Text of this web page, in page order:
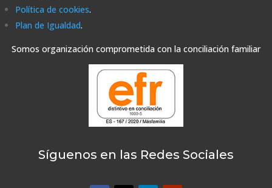
Política de cookies.
Plan de Igualdad.
Somos organización comprometida con la conciliación familiar
Síguenos en las Redes Sociales